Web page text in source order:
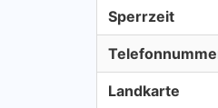
Sperrzeit
Landkarte